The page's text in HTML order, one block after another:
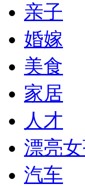
亲子
婚嫁
美食
家居
人才
漂亮
汽车